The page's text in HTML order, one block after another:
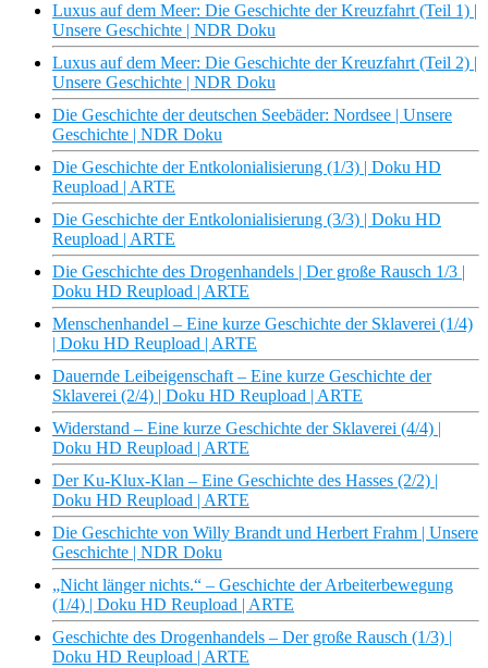
Luxus auf dem Meer: Die Geschichte der Kreuzfahrt (Teil 1) |
Unsere Geschichte | NDR Doku
Luxus auf dem Meer: Die Geschichte der Kreuzfahrt (Teil 2) |
Unsere Geschichte | NDR Doku
Die Geschichte der deutschen Seebäder: Nordsee | Unsere
Geschichte | NDR Doku
Die Geschichte der Entkolonialisierung (1/3) | Doku HD
Reupload | ARTE
Die Geschichte der Entkolonialisierung (3/3) | Doku HD
Reupload | ARTE
Die Geschichte des Drogenhandels | Der große Rausch 1/3 |
Doku HD Reupload | ARTE
Menschenhandel – Eine kurze Geschichte der Sklaverei (1/4)
| Doku HD Reupload | ARTE
Dauernde Leibeigenschaft – Eine kurze Geschichte der
Sklaverei (2/4) | Doku HD Reupload | ARTE
Widerstand – Eine kurze Geschichte der Sklaverei (4/4) |
Doku HD Reupload | ARTE
Der Ku-Klux-Klan – Eine Geschichte des Hasses (2/2) |
Doku HD Reupload | ARTE
Die Geschichte von Willy Brandt und Herbert Frahm | Unsere
Geschichte | NDR Doku
„Nicht länger nichts.“ – Geschichte der Arbeiterbewegung
(1/4) | Doku HD Reupload | ARTE
Geschichte des Drogenhandels – Der große Rausch (1/3) |
Doku HD Reupload | ARTE